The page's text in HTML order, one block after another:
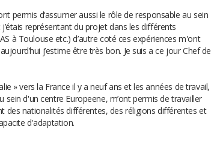
permis d‘assumer aussi le rôle de responsable au sein
représentant du projet dans les différents
à Toulouse etc.) d’autre coté ces expériences m'ont
j’estime être très bon. Je suis a ce jour Chef de
» vers la France il y a neuf ans et les années de travail,
d'un centre Europeene, m’ont permis de travailler
des nationalités différentes, des réligions différentes et
d'adaptation.